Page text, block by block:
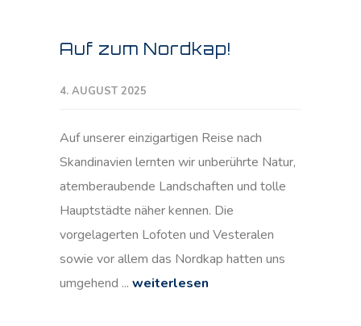
Auf zum Nordkap!
4. AUGUST 2025
Auf unserer einzigartigen Reise nach
Skandinavien lernten wir unberührte Natur,
atemberaubende Landschaften und tolle
Hauptstädte näher kennen. Die
vorgelagerten Lofoten und Vesteralen
sowie vor allem das Nordkap hatten uns
umgehend ... weiterlesen